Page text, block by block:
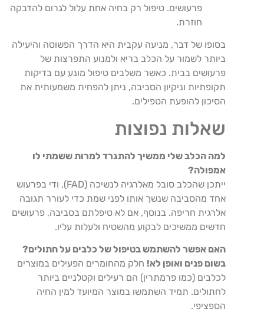
פרעושים. טיפול רק בחיה אחת עלול לגרום להדבקה
חוזרת.
בסופו של דבר, מניעה עקבית היא הדרך הפשוטה והיעילה
ביותר לשמור על הכלב בריא ולמנוע התפרצות של
פרעושים בבית. כאשר משלבים טיפול מונע עם בדיקות
תקופתיות וניקיון הסביבה, ניתן להפחית משמעותית את
הסיכון להופעת הטפילים.
שאלות נפוצות
למה הכלב שלי ממשיך להתגרד למרות ששמתי לו
אמפולה?
ייתכן שהכלב סובל מאלרגיה לנשיכה (FAD), ודי בפרעוש
אחד מהסביבה שנשך אותו לפני שמת כדי לעורר תגובה
אלרגית חריפה. בנוסף, אם לא טיפלתם בסביבה, פרעושים
חדשים ממשיכים לבקוע מהשטיח ולעלות עליו.
האם אפשר להשתמש בטיפול של כלבים על חתולים?
בשום פנים ואופן לא! חלק מהחומרים הפעילים במוצרים
לכלבים (כמו פרמתרין) הם רעילים וקטלניים ביותר
לחתולים. תמיד השתמשו במוצר המיועד למין החיה
הספציפי.